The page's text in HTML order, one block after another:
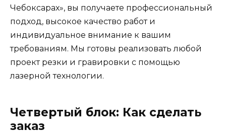
Чебоксарах», вы получаете профессиональный
подход, высокое качество работ и
индивидуальное внимание к вашим
требованиям. Мы готовы реализовать любой
проект резки и гравировки с помощью
лазерной технологии.
Четвертый блок: Как сделать
заказ